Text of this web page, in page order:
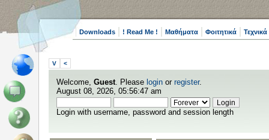
Downloads ! Read Me ! Μαθήματα Φοιτητικά
V <
Welcome, Guest. Please login or register.
August 08, 2026, 05:56:47 am
Login with username, password and session length